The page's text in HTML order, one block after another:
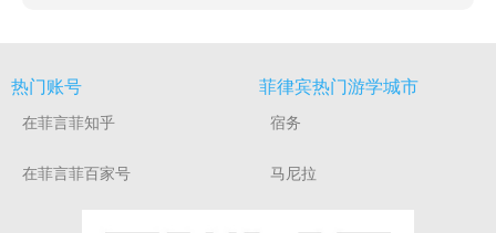
热门账号
在菲言菲知乎
在菲言菲百家号
菲律宾热门游学城市
宿务
马尼拉